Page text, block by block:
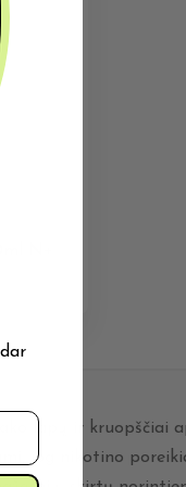
N+
lapų ir kruopščiai
jog nikotino